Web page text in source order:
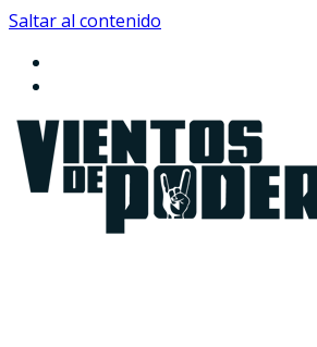
Saltar al contenido